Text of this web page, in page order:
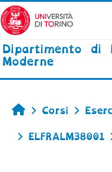
Vai al contenuto
Dipartimento di
Moderne
Home
Corsi
ELFRALM38001